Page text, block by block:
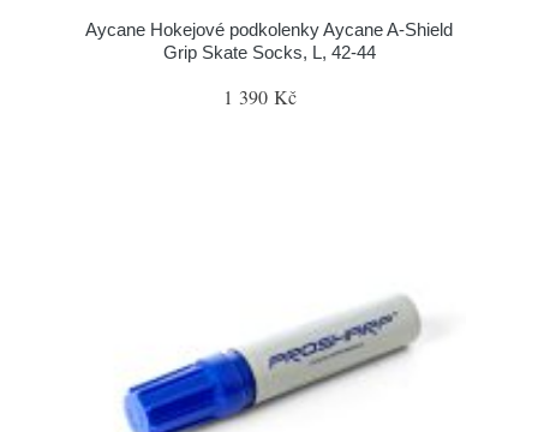
Aycane Hokejové podkolenky Aycane A-Shield
Grip Skate Socks, L, 42-44
1 390 Kč